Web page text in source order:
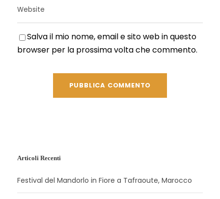
Salva il mio nome, email e sito web in questo
browser per la prossima volta che commento.
Articoli Recenti
Festival del Mandorlo in Fiore a Tafraoute, Marocco